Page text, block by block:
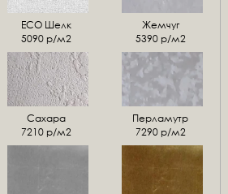
ЕСО Шелк
5090 р/м2
Жемчуг
5390 р/м2
Сахара
7210 р/м2
Перламутр
7290 р/м2